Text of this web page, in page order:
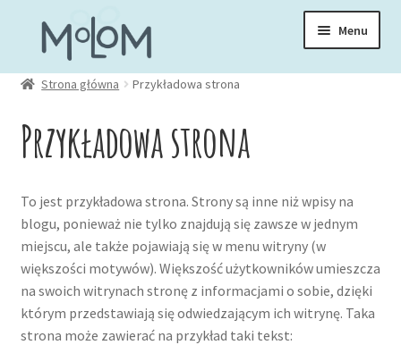
do
nawigacji
do
treści
Menu
Skarpetki
Zakładki
Kubki
Rozwiń
menu
Ubrania
menu
Torby
Strona główna Przykładowa strona
Przykładowa strona
To jest przykładowa strona. Strony są inne niż wpisy na
blogu, ponieważ nie tylko znajdują się zawsze w jednym
miejscu, ale także pojawiają się w menu witryny (w
większości motywów). Większość użytkowników umieszcza
na swoich witrynach stronę z informacjami o sobie, dzięki
którym przedstawiają się odwiedzającym ich witrynę. Taka
strona może zawierać na przykład taki tekst: